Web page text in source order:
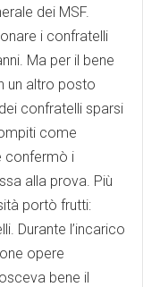
dei MSF.
i confratelli
Ma per il bene
un altro posto
confratelli sparsi
come
confermò i
alla prova. Più
portò frutti:
Durante l’incarico
opere
bene il